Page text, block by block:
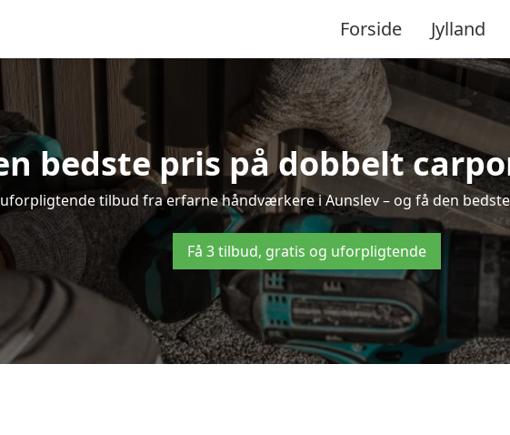
Forside Jylland
bedste pris på dobbelt
tilbud fra erfarne håndværkere i Aunslev – og få den
Få 3 tilbud, gratis og uforpligtende